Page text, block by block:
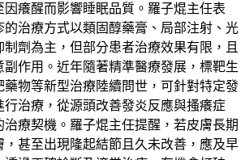
因癢醒而影響睡眠品質。羅子焜主任表
的治療方式以類固醇藥膏、局部注射、光
劑為主，但部分患者治療效果有限，且
作用。近年隨著精準醫療發展，標靶生
藥物等新型治療陸續問世，可針對特定發
行治療，從源頭改善發炎反應與搔癢症
療契機。羅子焜主任提醒，若皮膚長期
，甚至出現隆起結節且久未改善，應及早